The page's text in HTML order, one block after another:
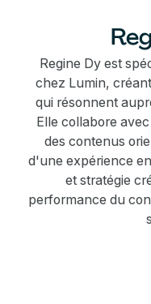
Regine Dy est
chez Lumin,
qui résonnent
Elle collabore
des contenus
d'une expérience
et stratégie
performance du